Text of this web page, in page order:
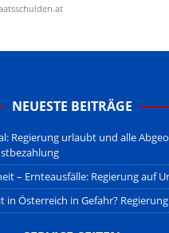
NEUESTE BEITRÄGE
Regierung urlaubt und alle
– Ernteausfälle: Regierung auf
in Österreich in Gefahr?